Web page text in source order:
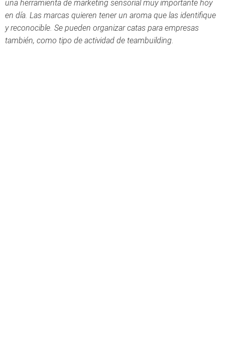
una herramienta de marketing sensorial muy importante hoy
en día. Las marcas quieren tener un aroma que las identifique
y reconocible. Se pueden organizar catas para empresas
también, como tipo de actividad de teambuilding.